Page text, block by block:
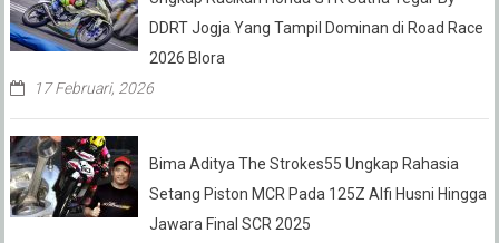
DDRT Jogja Yang Tampil Dominan di Road Race
2026 Blora
17 Februari, 2026
Bima Aditya The Strokes55 Ungkap Rahasia
Setang Piston MCR Pada 125Z Alfi Husni Hingga
Jawara Final SCR 2025